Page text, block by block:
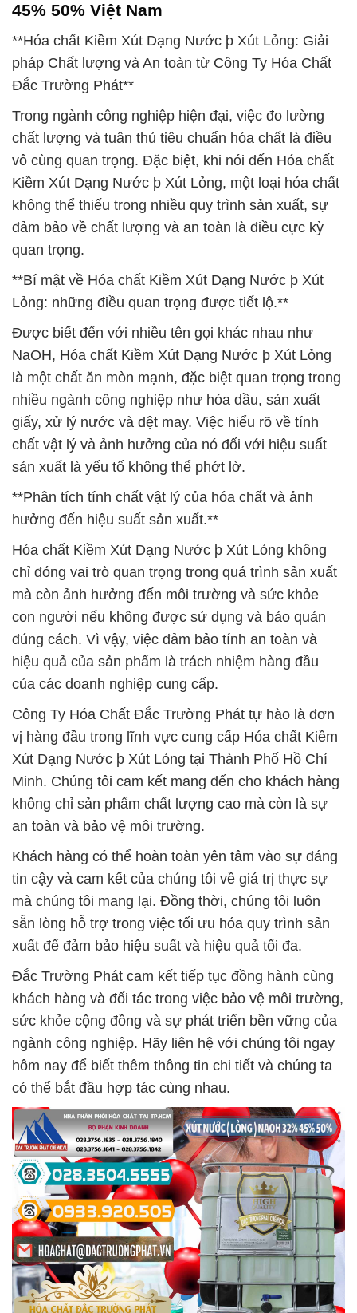
45% 50% Việt Nam
**Hóa chất Kiềm Xút Dạng Nước þ Xút Lỏng: Giải
pháp Chất lượng và An toàn từ Công Ty Hóa Chất
Đắc Trường Phát**
Trong ngành công nghiệp hiện đại, việc đo lường
chất lượng và tuân thủ tiêu chuẩn hóa chất là điều
vô cùng quan trọng. Đặc biệt, khi nói đến Hóa chất
Kiềm Xút Dạng Nước þ Xút Lỏng, một loại hóa chất
không thể thiếu trong nhiều quy trình sản xuất, sự
đảm bảo về chất lượng và an toàn là điều cực kỳ
quan trọng.
**Bí mật về Hóa chất Kiềm Xút Dạng Nước þ Xút
Lỏng: những điều quan trọng được tiết lộ.**
Được biết đến với nhiều tên gọi khác nhau như
NaOH, Hóa chất Kiềm Xút Dạng Nước þ Xút Lỏng
là một chất ăn mòn mạnh, đặc biệt quan trọng trong
nhiều ngành công nghiệp như hóa dầu, sản xuất
giấy, xử lý nước và dệt may. Việc hiểu rõ về tính
chất vật lý và ảnh hưởng của nó đối với hiệu suất
sản xuất là yếu tố không thể phớt lờ.
**Phân tích tính chất vật lý của hóa chất và ảnh
hưởng đến hiệu suất sản xuất.**
Hóa chất Kiềm Xút Dạng Nước þ Xút Lỏng không
chỉ đóng vai trò quan trọng trong quá trình sản xuất
mà còn ảnh hưởng đến môi trường và sức khỏe
con người nếu không được sử dụng và bảo quản
đúng cách. Vì vậy, việc đảm bảo tính an toàn và
hiệu quả của sản phẩm là trách nhiệm hàng đầu
của các doanh nghiệp cung cấp.
Công Ty Hóa Chất Đắc Trường Phát tự hào là đơn
vị hàng đầu trong lĩnh vực cung cấp Hóa chất Kiềm
Xút Dạng Nước þ Xút Lỏng tại Thành Phố Hồ Chí
Minh. Chúng tôi cam kết mang đến cho khách hàng
không chỉ sản phẩm chất lượng cao mà còn là sự
an toàn và bảo vệ môi trường.
Khách hàng có thể hoàn toàn yên tâm vào sự đáng
tin cậy và cam kết của chúng tôi về giá trị thực sự
mà chúng tôi mang lại. Đồng thời, chúng tôi luôn
sẵn lòng hỗ trợ trong việc tối ưu hóa quy trình sản
xuất để đảm bảo hiệu suất và hiệu quả tối đa.
Đắc Trường Phát cam kết tiếp tục đồng hành cùng
khách hàng và đối tác trong việc bảo vệ môi trường,
sức khỏe cộng đồng và sự phát triển bền vững của
ngành công nghiệp. Hãy liên hệ với chúng tôi ngay
hôm nay để biết thêm thông tin chi tiết và chúng ta
có thể bắt đầu hợp tác cùng nhau.